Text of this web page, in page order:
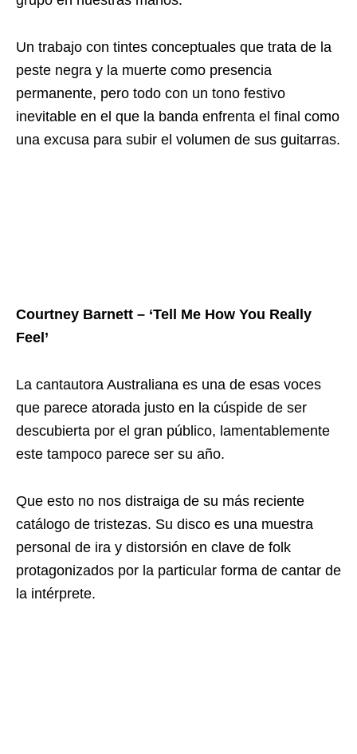
Un trabajo con tintes conceptuales que trata de la
peste negra y la muerte como presencia
permanente, pero todo con un tono festivo
inevitable en el que la banda enfrenta el final como
una excusa para subir el volumen de sus guitarras.
Courtney Barnett – ‘Tell Me How You Really
Feel’
La cantautora Australiana es una de esas voces
que parece atorada justo en la cúspide de ser
descubierta por el gran público, lamentablemente
este tampoco parece ser su año.
Que esto no nos distraiga de su más reciente
catálogo de tristezas. Su disco es una muestra
personal de ira y distorsión en clave de folk
protagonizados por la particular forma de cantar de
la intérprete.